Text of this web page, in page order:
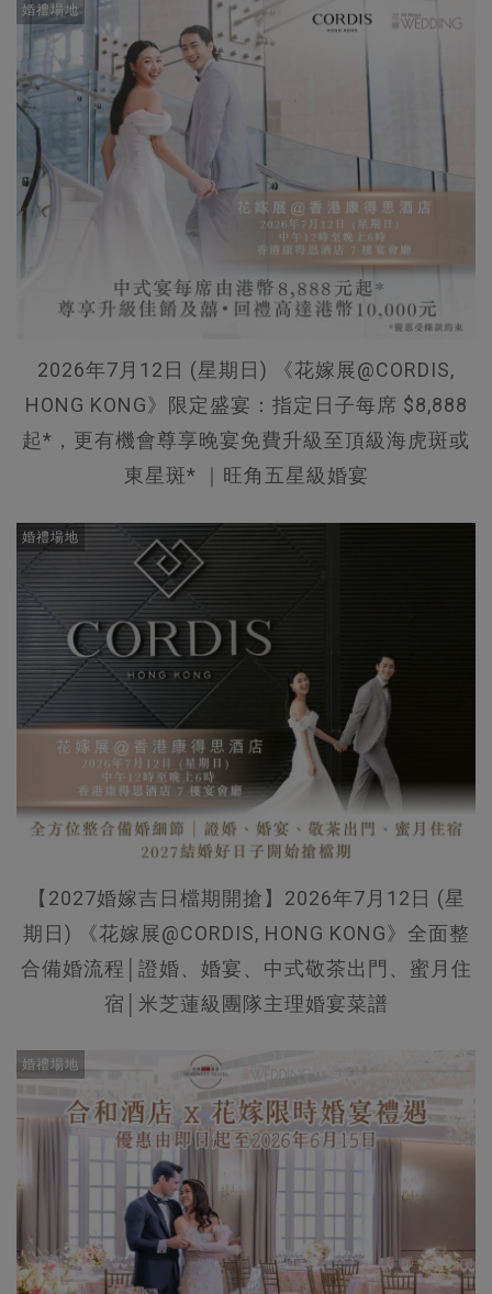
婚禮場地
2026年7月12日 (星期日) 《花嫁展@CORDIS,
HONG KONG》限定盛宴：指定日子每席 $8,888
起*，更有機會尊享晚宴免費升級至頂級海虎斑或
東星斑* ｜旺角五星級婚宴
婚禮場地
【2027婚嫁吉日檔期開搶】2026年7月12日 (星
期日) 《花嫁展@CORDIS, HONG KONG》全面整
合備婚流程│證婚、婚宴、中式敬茶出門、蜜月住
宿│米芝蓮級團隊主理婚宴菜譜
婚禮場地